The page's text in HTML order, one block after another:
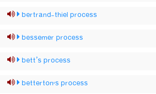
bertrand-thiel process
bessemer process
bett’s process
betterton's process